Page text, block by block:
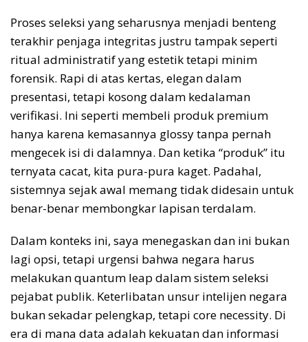
Proses seleksi yang seharusnya menjadi benteng
terakhir penjaga integritas justru tampak seperti
ritual administratif yang estetik tetapi minim
forensik. Rapi di atas kertas, elegan dalam
presentasi, tetapi kosong dalam kedalaman
verifikasi. Ini seperti membeli produk premium
hanya karena kemasannya glossy tanpa pernah
mengecek isi di dalamnya. Dan ketika “produk” itu
ternyata cacat, kita pura-pura kaget. Padahal,
sistemnya sejak awal memang tidak didesain untuk
benar-benar membongkar lapisan terdalam.
Dalam konteks ini, saya menegaskan dan ini bukan
lagi opsi, tetapi urgensi bahwa negara harus
melakukan quantum leap dalam sistem seleksi
pejabat publik. Keterlibatan unsur intelijen negara
bukan sekadar pelengkap, tetapi core necessity. Di
era di mana data adalah kekuatan dan informasi